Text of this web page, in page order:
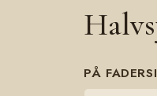
PÅ